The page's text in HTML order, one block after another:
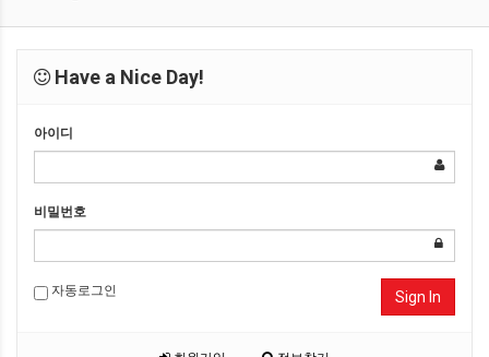
Have a Nice Day!
아이디
비밀번호
자동로그인 Sign In